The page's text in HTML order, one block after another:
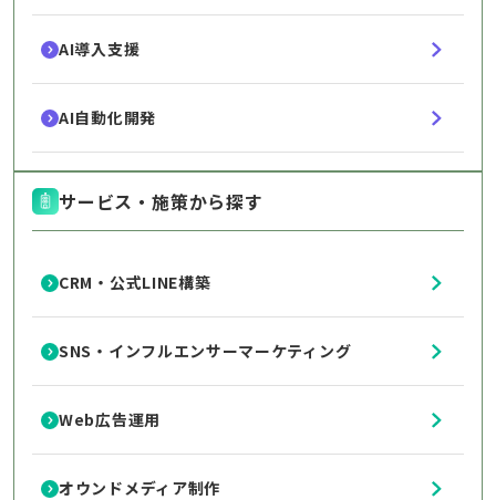
AI導入支援
AI自動化開発
サービス・施策から探す
CRM・公式LINE構築
SNS・インフルエンサーマーケティング
Web広告運用
オウンドメディア制作